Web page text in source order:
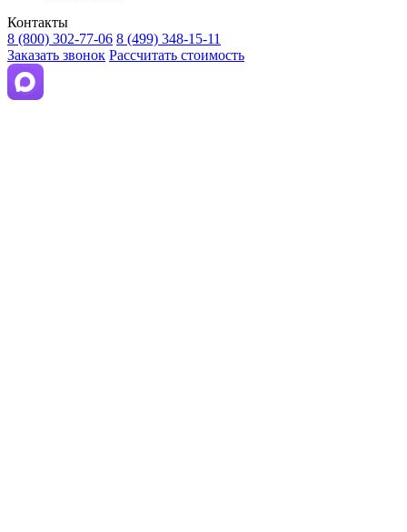
Контакты
8 (800) 302-77-06 8 (499) 348-15-11
Заказать звонок Рассчитать стоимость